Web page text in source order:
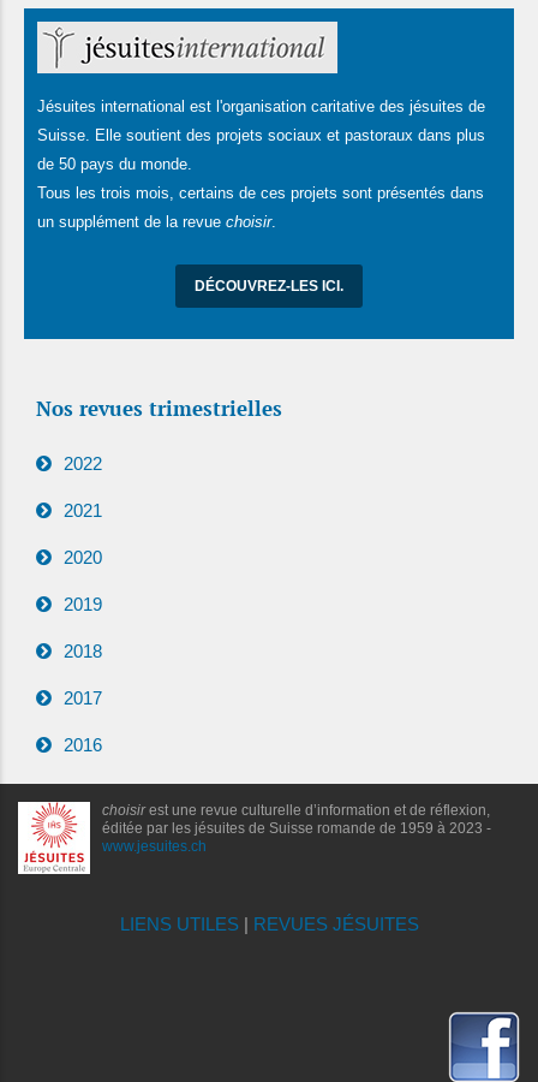
Jésuites international est l'organisation caritative des jésuites de
Suisse. Elle soutient des projets sociaux et pastoraux dans plus
de 50 pays du monde.
Tous les trois mois, certains de ces projets sont présentés dans
un supplément de la revue choisir.
DÉCOUVREZ-LES ICI.
Nos revues trimestrielles
2022
2021
2020
2019
2018
2017
2016
choisirest une revue culturelle d’information et de réflexion,
éditée par les jésuites de Suisse romande de 1959 à 2023 -
www.jesuites.ch
LIENS UTILES| REVUES JÉSUITES